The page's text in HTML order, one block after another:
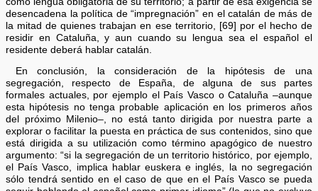
desencadena la política de “impregnación” en el catalán de más de
la mitad de quienes trabajan en ese territorio, [69] por el hecho de
residir en Cataluña, y aun cuando su lengua sea el español el
residente deberá hablar catalán.
En conclusión, la consideración de la hipótesis de una
segregación, respecto de España, de alguna de sus partes
formales actuales, por ejemplo el País Vasco o Cataluña –aunque
esta hipótesis no tenga probable aplicación en los primeros años
del próximo Milenio–, no está tanto dirigida por nuestra parte a
explorar o facilitar la puesta en práctica de sus contenidos, sino que
está dirigida a su utilización como término apagógico de nuestro
argumento: “si la segregación de un territorio histórico, por ejemplo,
el País Vasco, implica hablar euskera e inglés, la no segregación
sólo tendrá sentido en el caso de que en el País Vasco se pueda